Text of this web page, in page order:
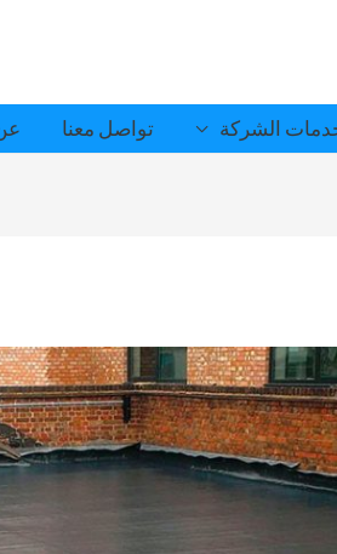
الشركة تواصل معنا